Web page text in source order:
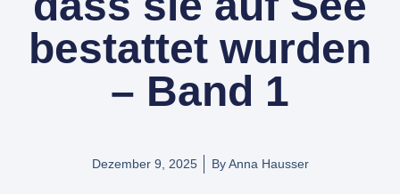
bestattet wurden
– Band 1
Dezember 9, 2025 ByAnna Hausser